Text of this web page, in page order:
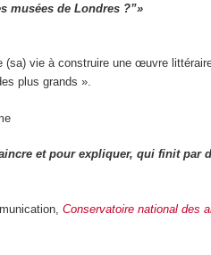
musées de Londres ?”»
(sa) vie à construire une œuvre
plus grands ».
et pour expliquer, qui finit par
Conservatoire national des